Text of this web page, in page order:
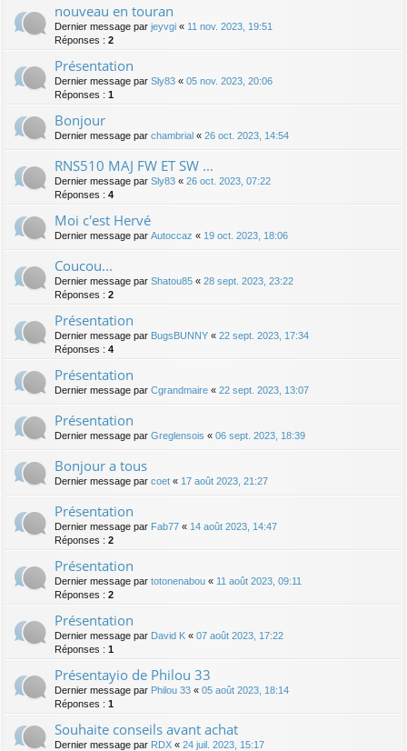
nouveau en touran
Dernier message par jeyvgi « 11 nov. 2023, 19:51
Réponses : 2
Présentation
Dernier message par Sly83 « 05 nov. 2023, 20:06
Réponses : 1
Bonjour
Dernier message par chambrial « 26 oct. 2023, 14:54
RNS510 MAJ FW ET SW ...
Dernier message par Sly83 « 26 oct. 2023, 07:22
Réponses : 4
Moi c'est Hervé
Dernier message par Autoccaz « 19 oct. 2023, 18:06
Coucou...
Dernier message par Shatou85 « 28 sept. 2023, 23:22
Réponses : 2
Présentation
Dernier message par BugsBUNNY « 22 sept. 2023, 17:34
Réponses : 4
Présentation
Dernier message par Cgrandmaire « 22 sept. 2023, 13:07
Présentation
Dernier message par Greglensois « 06 sept. 2023, 18:39
Bonjour a tous
Dernier message par coet « 17 août 2023, 21:27
Présentation
Dernier message par Fab77 « 14 août 2023, 14:47
Réponses : 2
Présentation
Dernier message par totonenabou « 11 août 2023, 09:11
Réponses : 2
Présentation
Dernier message par David K « 07 août 2023, 17:22
Réponses : 1
Présentayio de Philou 33
Dernier message par Philou 33 « 05 août 2023, 18:14
Réponses : 1
Souhaite conseils avant achat
Dernier message par RDX « 24 juil. 2023, 15:17